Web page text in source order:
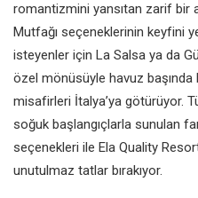
romantizmini yansıtan zarif bir
Mutfağı seçeneklerinin keyfini
isteyenler için La Salsa ya da
özel mönüsüyle havuz
misafirleri İtalya’ya götürüyor.
soğuk başlangıçlarla sunulan
seçenekleri ile Ela Quality
unutulmaz tatlar bırakıyor.